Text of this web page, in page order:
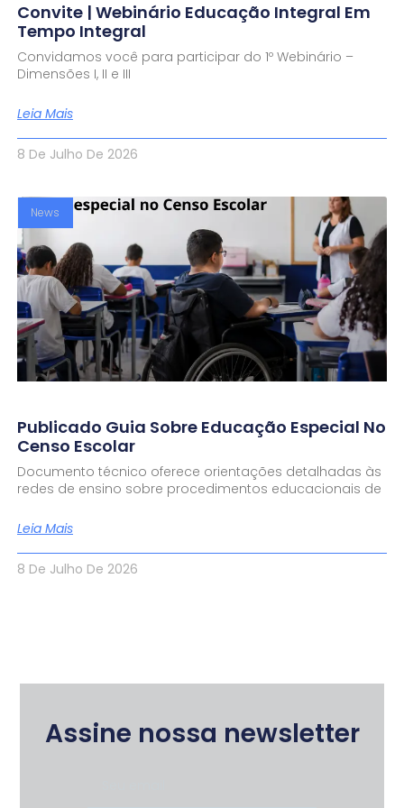
Convite | Webinário Educação Integral Em
Tempo Integral
Convidamos você para participar do 1º Webinário –
Dimensões I, II e III
Leia Mais
8 De Julho De 2026
News
Publicado Guia Sobre Educação Especial No
Censo Escolar
Documento técnico oferece orientações detalhadas às
redes de ensino sobre procedimentos educacionais de
Leia Mais
8 De Julho De 2026
Assine nossa newsletter